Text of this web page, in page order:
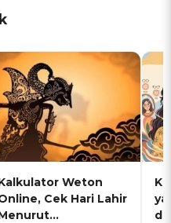
Weton
Cek Hari Lahir